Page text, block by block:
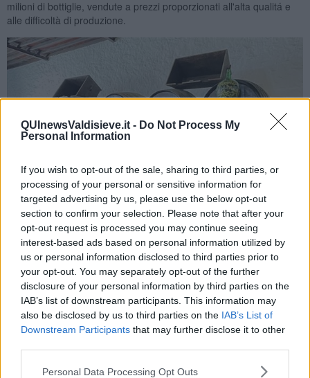
QUInewsValdisieve.it - Do Not Process My
Personal Information
If you wish to opt-out of the sale, sharing to third parties, or
processing of your personal or sensitive information for
targeted advertising by us, please use the below opt-out
section to confirm your selection. Please note that after your
opt-out request is processed you may continue seeing
interest-based ads based on personal information utilized by
us or personal information disclosed to third parties prior to
your opt-out. You may separately opt-out of the further
disclosure of your personal information by third parties on the
IAB’s list of downstream participants. This information may
also be disclosed by us to third parties on the IAB’s List of
Downstream Participants that may further disclose it to other
Personal Data Processing Opt Outs
milioni di bottiglie, vendute a prezzi proporzionati all'alta qualitá e
alle difficoltà di produzione.
Botti nella botega de La Geria - foto Lanzarote